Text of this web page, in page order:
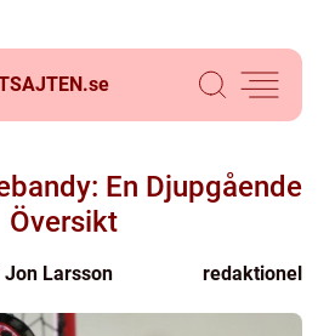
se
En Djupgående
Översikt
Jon Larsson redaktionel